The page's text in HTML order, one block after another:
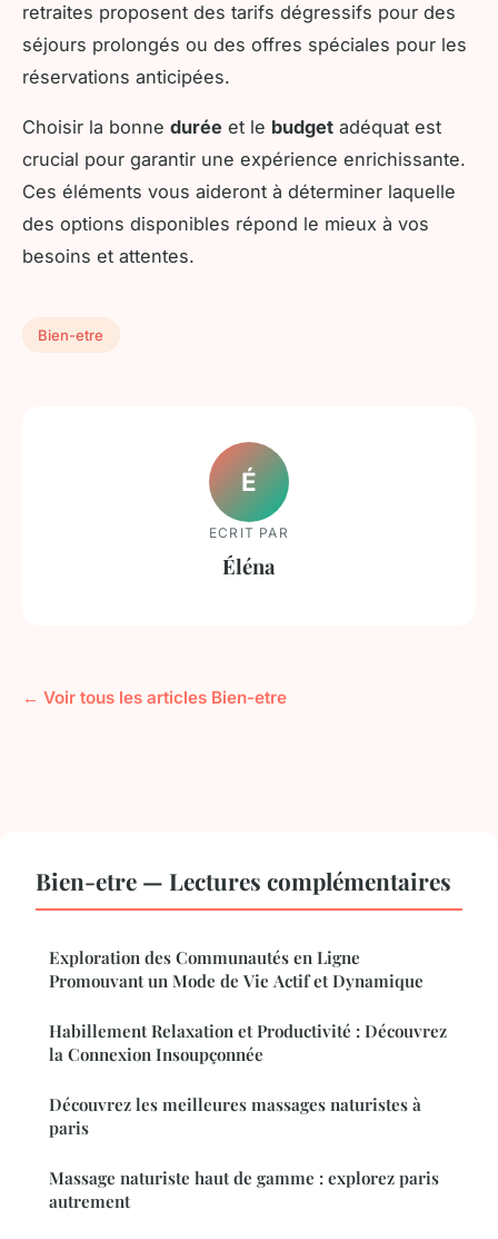
retraites proposent des tarifs dégressifs pour des
séjours prolongés ou des offres spéciales pour les
réservations anticipées.
Choisir la bonne durée et le budget adéquat est
crucial pour garantir une expérience enrichissante.
Ces éléments vous aideront à déterminer laquelle
des options disponibles répond le mieux à vos
besoins et attentes.
Bien-etre
É
ECRIT PAR
Éléna
← Voir tous les articles Bien-etre
Bien-etre — Lectures complémentaires
Exploration des Communautés en Ligne
Promouvant un Mode de Vie Actif et Dynamique
Habillement Relaxation et Productivité : Découvrez
la Connexion Insoupçonnée
Découvrez les meilleures massages naturistes à
paris
Massage naturiste haut de gamme : explorez paris
autrement